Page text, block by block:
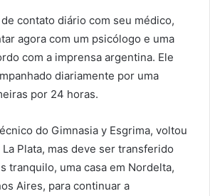
contato diário com seu médico,
agora com um psicólogo e uma
com a imprensa argentina. Ele
diariamente por uma
por 24 horas.
do Gimnasia y Esgrima, voltou
La Plata, mas deve ser transferido
tranquilo, uma casa em Nordelta,
Aires, para continuar a